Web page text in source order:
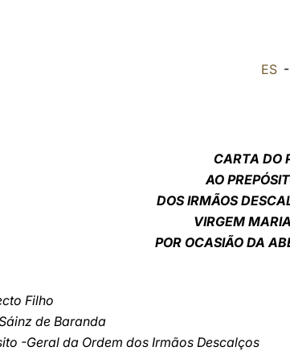
ES-
CARTA DO
AO
DOS IRMÃOS
VIRGEM
POR OCASIÃO DA
Filho
de Baranda
-Geral da Ordem dos Irmãos Descalços